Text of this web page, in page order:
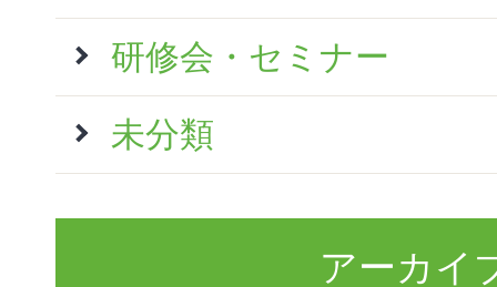
研修会・セミナー
未分類
アーカイ